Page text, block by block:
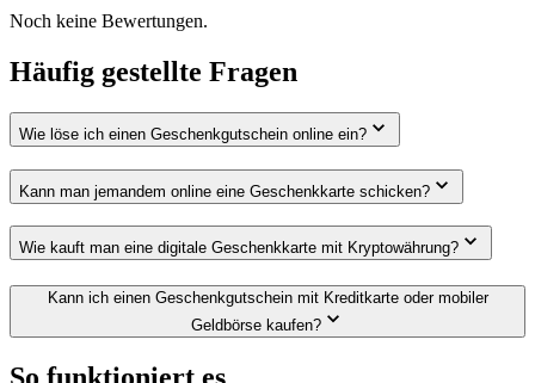
Noch keine Bewertungen.
Häufig gestellte Fragen
Wie löse ich einen Geschenkgutschein online ein?
Kann man jemandem online eine Geschenkkarte schicken?
Wie kauft man eine digitale Geschenkkarte mit Kryptowährung?
Kann ich einen Geschenkgutschein mit Kreditkarte oder mobiler
Geldbörse kaufen?